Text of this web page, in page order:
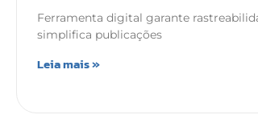
Ferramenta digital garante
simplifica publicações
Leia mais »